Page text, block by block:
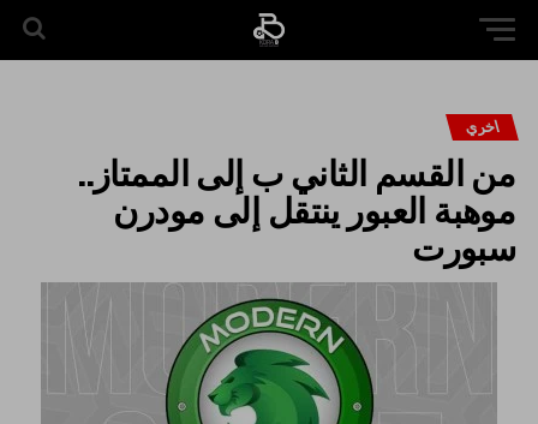
اخري
من القسم الثاني ب إلى الممتاز..
موهبة العبور ينتقل إلى مودرن
سبورت